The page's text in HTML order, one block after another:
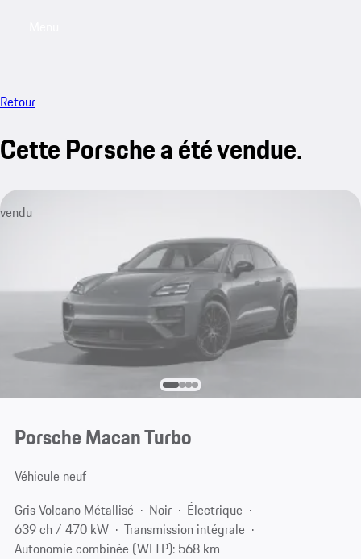
Retour
Cette Porsche a été vendue.
vendu
Porsche Macan Turbo
Véhicule neuf
Gris Volcano Métallisé
Noir
Électrique
639 ch / 470 kW
Transmission intégrale
Autonomie combinée (WLTP): 568 km